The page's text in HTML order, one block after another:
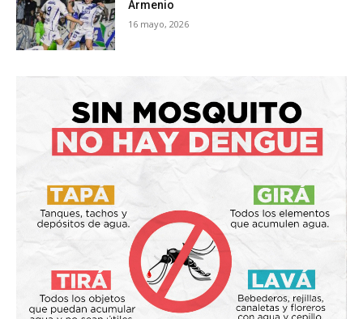
Armenio
16 mayo, 2026